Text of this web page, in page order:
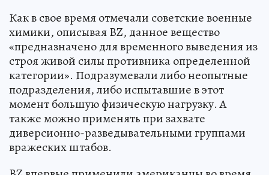
Как в свое время отмечали советские военные
химики, описывая BZ, данное вещество
«предназначено для временного выведения из
строя живой силы противника определенной
категории». Подразумевали либо неопытные
подразделения, либо испытавшие в этот
момент большую физическую нагрузку. А
также можно применять при захвате
диверсионно-разведывательными группами
вражеских штабов.